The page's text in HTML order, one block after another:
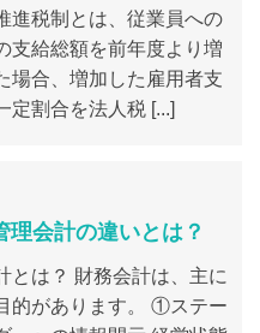
進税制とは、従業員への
支給総額を前年度より増
場合、増加した雇用者支
定割合を法人税 [...]
会計の違いとは？
とは？ 財務会計は、主に
的があります。 ①ステー